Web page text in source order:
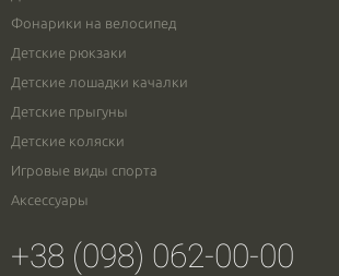
Фонарики на велосипед
Детские рюкзаки
Детские лошадки качалки
Детские прыгуны
Детские коляски
Игровые виды спорта
Аксессуары
+38 (098) 062-00-00